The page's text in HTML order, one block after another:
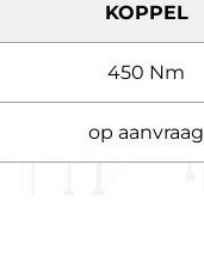
KOPPEL
450 Nm
op aanvraag